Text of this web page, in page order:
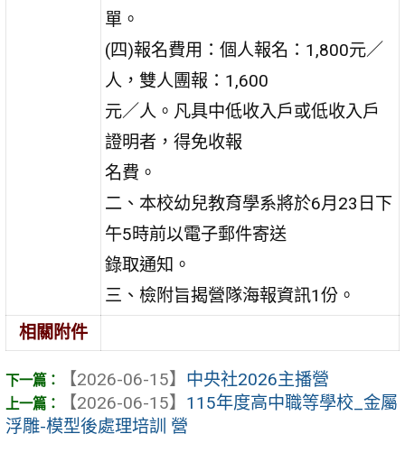
單。
(四)報名費用：個人報名：1,800元／
人，雙人團報：1,600
元／人。凡具中低收入戶或低收入戶
證明者，得免收報
名費。
二、本校幼兒教育學系將於6月23日下
午5時前以電子郵件寄送
錄取通知。
三、檢附旨揭營隊海報資訊1份。
相關附件
【2026-06-15】 中央社2026主播營
【2026-06-15】 115年度高中職等學校_金屬
浮雕-模型後處理培訓 營